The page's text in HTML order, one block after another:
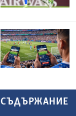
СЪДЪРЖАНИЕ